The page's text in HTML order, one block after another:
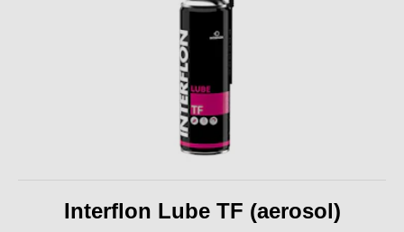
Interflon Lube TF (aerosol)